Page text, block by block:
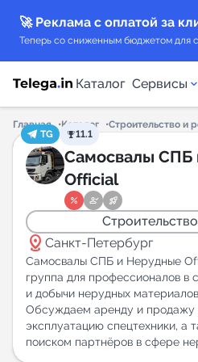
🚀 Реклама с оплатой за
Теперь со сниженным бюджетом для
Каталог Сервисы
Каталог каналов
Каталог ботов
Горящие предложения
Индекс читаемости
New
Аналитика MAX
Главная Каталог Строительство и
TG
11.1
Самосвалы СПБ
Official
distance Санкт-Петербург
Самосвалы СПБ и Нерудные
группа для профессионалов в
и добычи нерудных
Обсуждаем аренду и продажу
эксплуатацию спецтехники, а
поиском партнёров в сфере